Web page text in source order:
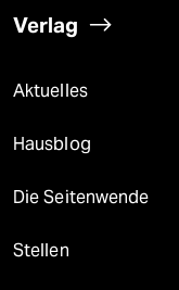
Verlag
Aktuelles
Hausblog
Die Seitenwende
Stellen